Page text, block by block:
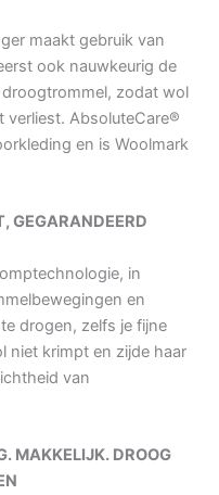
maakt gebruik van
ook nauwkeurig de
zodat wol
verliest. AbsoluteCare®
en is Woolmark
GEGARANDEERD
in
en
drogen, zelfs je fijne
niet krimpt en zijde haar
van
MAKKELIJK. DROOG